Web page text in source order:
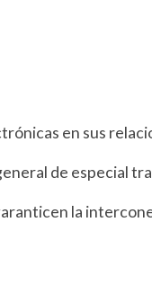
en sus
de especial
la